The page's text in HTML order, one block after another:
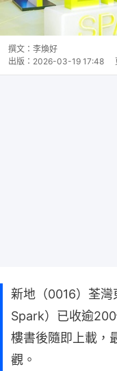
撰文： 李煥好
出版： 2026-03-19 17:48
新地（0016）荃
Spark）已收逾
樓書後隨即上載，
觀。